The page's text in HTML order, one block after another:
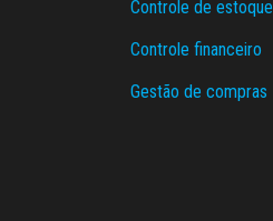
Controle de estoque
Controle financeiro
Gestão de compras